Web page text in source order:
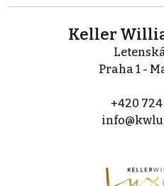
Keller
Praha 1 -
+420